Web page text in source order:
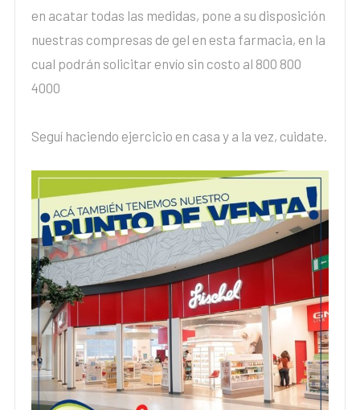
en acatar todas las medidas, pone a su disposición
nuestras compresas de gel en esta farmacia, en la
cual podrán solicitar envío sin costo al 800 800
4000
Seguí haciendo ejercicio en casa y a la vez, cuidate.